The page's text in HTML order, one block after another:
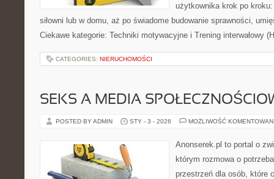
użytkownika krok po
siłowni lub w domu, aż po świadome budowanie sprawności,
Ciekawe kategorie: Techniki motywacyjne i Trening interwałowy
CATEGORIES: NIERUCHOMOŚCI
SEKS A MEDIA
POSTED BY ADMIN STY - 3 - 2026 MOŻLIWOŚĆ
Anonserek.pl to portal o
którym rozmowa o
przestrzeń dla osób, które